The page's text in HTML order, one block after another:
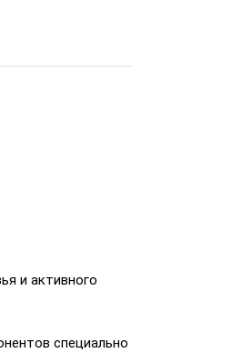
и активного
специально